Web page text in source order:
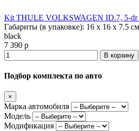
Kit THULE VOLKSWAGEN ID.7, 5-dr
Габариты (в упаковке): 16 х 16 х 7.5
black
7 390 р
В корзину
Подбор комплекта по авто
×
Марка автомобиля
Модель
Модификация